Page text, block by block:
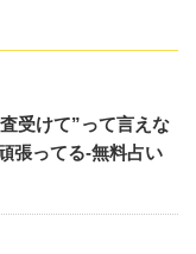
受けて”って言えな
張ってる-無料占い